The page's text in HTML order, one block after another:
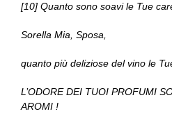
[10] Quanto sono soavi le Tue
Sorella Mia, Sposa,
quanto più deliziose del vino le
L’ODORE DEI TUOI PROFUMI
AROMI !